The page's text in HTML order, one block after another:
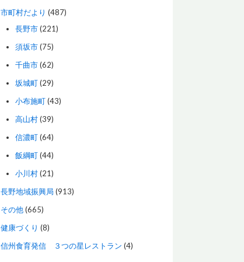
市町村だより (487)
長野市(221)
須坂市(75)
千曲市(62)
坂城町(29)
小布施町(43)
高山村(39)
信濃町(64)
飯綱町(44)
小川村(21)
長野地域振興局 (913)
その他(665)
健康づくり (8)
信州食育発信 ３つの星レストラン (4)